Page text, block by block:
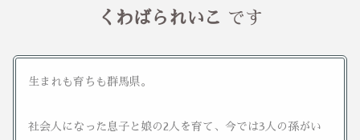
くわばられいこ です
生まれも育ちも群馬県。
社会人になった息子と娘の2人を育て、今では3人の孫がい